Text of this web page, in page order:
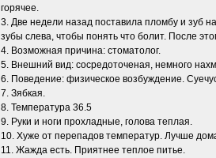
горячее.
3. Две недели назад поставила пломбу и зуб
зубы слева, чтобы понять что болит. После
4. Возможная причина: стоматолог.
5. Внешний вид: сосредоточеная, немного
6. Поведение: физическое возбуждение.
7. Зябкая.
8. Температура 36.5
9. Руки и ноги прохладные, голова теплая.
10. Хуже от перепадов температур. Лучше
11. Жажда есть. Приятнее теплое питье.